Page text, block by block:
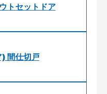
トセットドア
間仕切戸